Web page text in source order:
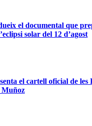
el documental que
solar del 12 d’agost
el cartell oficial de les
Muñoz